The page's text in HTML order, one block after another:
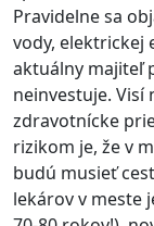
Pravidelne sa
vody, elektrickej
aktuálny majiteľ
neinvestuje. Visí
zdravotnícke
rizikom je, že v
budú musieť
lekárov v meste